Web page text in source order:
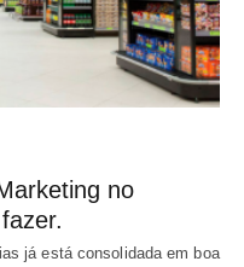
no
já está consolidada em boa